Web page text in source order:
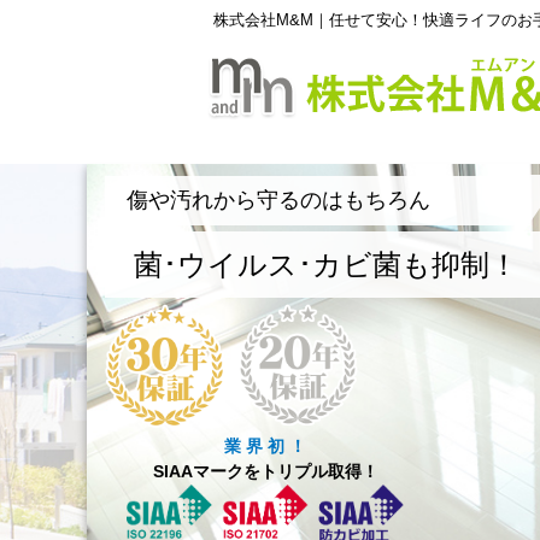
株式会社M&M｜任せて安心！快適ライフのお
傷や汚れから守るのはもちろん
菌･ウイルス･カビ菌も抑制！
業 界 初 ！
SIAAマークをトリプル取得！